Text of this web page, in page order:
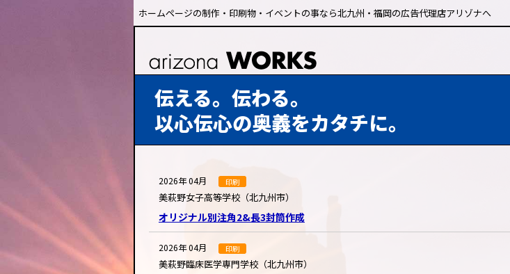
ホームページの制作・印刷物・イベントの事なら北九州・福岡の広告代理店アリゾナへ
伝える。伝わる。
以心伝心の奥義をカタチに。
2026年 04月 印刷
美萩野女子高等学校（北九州市）
オリジナル別注角2&長3封筒作成
2026年 04月 印刷
美萩野臨床医学専門学校（北九州市）